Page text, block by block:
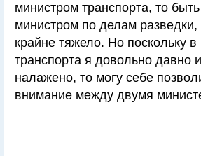
министром транспорта, то
министром по делам
крайне тяжело. Но поскольку в
транспорта я довольно давно
налажено, то могу себе
внимание между двумя